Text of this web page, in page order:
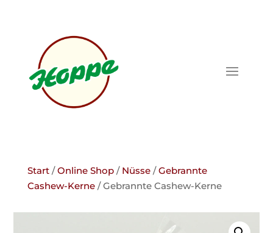
Start/Online Shop/ Nüsse/Gebrannte
Cashew-Kerne/ Gebrannte Cashew-Kerne